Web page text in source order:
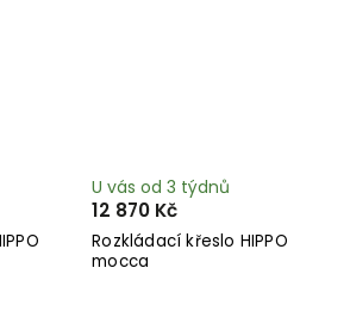
Rozkládací křeslo HIPPO
mocca
U vás od 3 týdnů
12 870 Kč